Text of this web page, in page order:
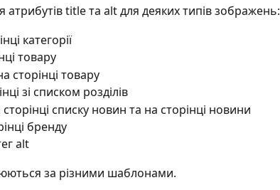
title та alt для деяких типів зображень:
категорії
товару
сторінці товару
зі списком розділів
списку новин та на сторінці новини
бренду
alt
за різними шаблонами.